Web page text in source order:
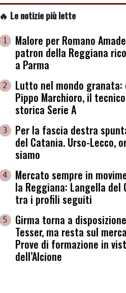
🔥 Le notizie più lette
1
Malore per Romano
patron della Reggiana
a Parma
2
Lutto nel mondo granata:
Pippo Marchioro, il
storica Serie A
3
Per la fascia destra
del Catania. Urso-Lecco,
siamo
4
Mercato sempre in
la Reggiana: Langella del
tra i profili seguiti
5
Girma torna a
Tesser, ma resta sul
Prove di formazione in
dell’Alcione